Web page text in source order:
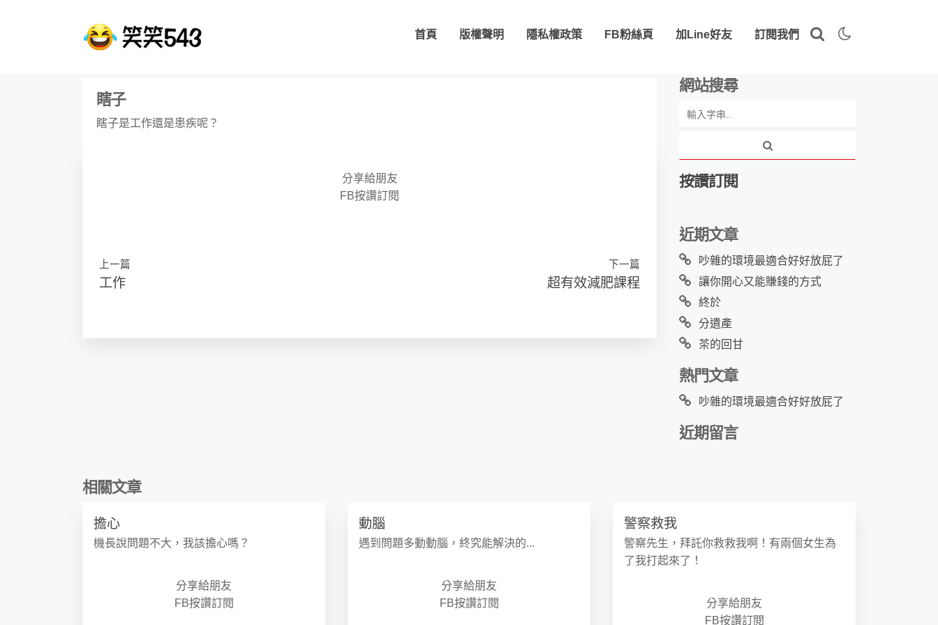
首頁 版權聲明 隱私權政策 FB粉絲頁 加Line好友 訂閱我們
瞎子
瞎子是工作還是患疾呢？
分享給朋友
FB按讚訂閱
上一篇
工作
下一篇
超有效減肥課程
網站搜尋
按讚訂閱
近期文章
吵雜的環境最適合好好放屁了
讓你開心又能賺錢的方式
終於
分遺產
茶的回甘
熱門文章
吵雜的環境最適合好好放屁了
近期留言
相關文章
擔心
機長說問題不大，我該擔心嗎？
分享給朋友
FB按讚訂閱
動腦
遇到問題多動動腦，終究能解決的...
分享給朋友
FB按讚訂閱
警察救我
警察先生，拜託你救救我啊！有兩個女生為
了我打起來了！
分享給朋友
FB按讚訂閱